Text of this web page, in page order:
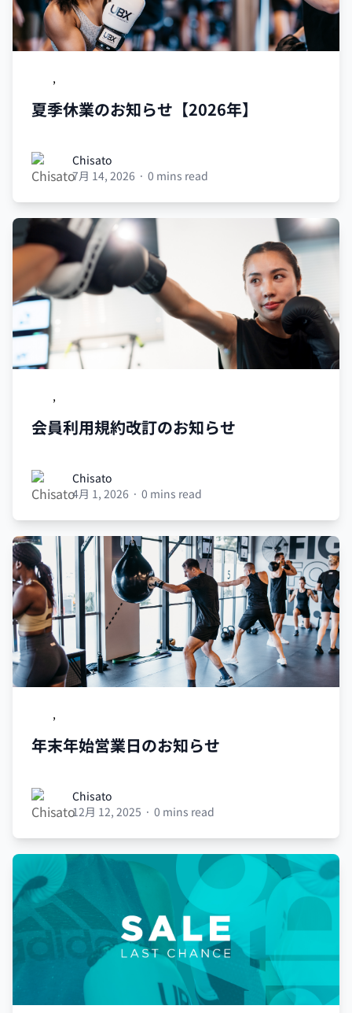
,
夏季休業のお知らせ【2026年】
ChisatoChisato
7月 14, 2026 · 0 mins read
,
会員利用規約改訂のお知らせ
ChisatoChisato
4月 1, 2026 · 0 mins read
,
年末年始営業日のお知らせ
ChisatoChisato
12月 12, 2025 · 0 mins read